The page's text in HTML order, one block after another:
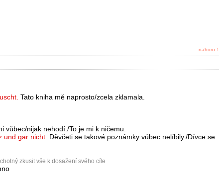
nahoru ↑
Tato kniha mě naprosto/zcela zklamala.
vůbec/nijak nehodí./To je mi k ničemu.
und gar nicht. Děvčeti se takové poznámky vůbec nelíbily./Dívce se
zkusit vše k dosažení svého cíle